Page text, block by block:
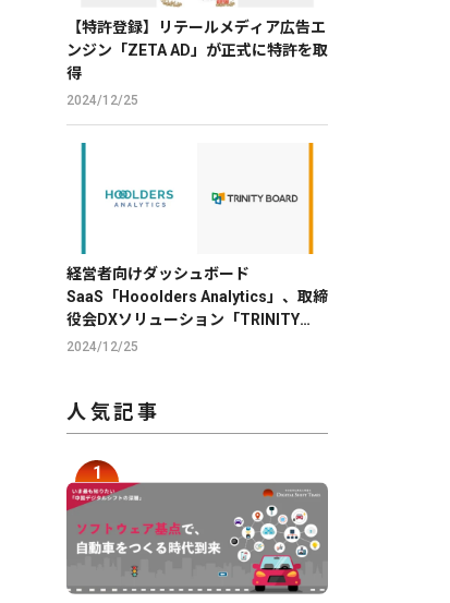
【特許登録】リテールメディア広告エ
ンジン「ZETA AD」が正式に特許を取
得
2024/12/25
経営者向けダッシュボード
SaaS「Hooolders Analytics」、取締
役会DXソリューション「TRINITY
BOARD」に株価分析機能を提供
2024/12/25
人気記事